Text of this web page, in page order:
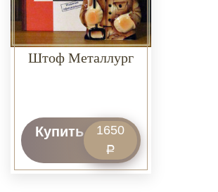
Штоф Металлург
Купить 1650
Р